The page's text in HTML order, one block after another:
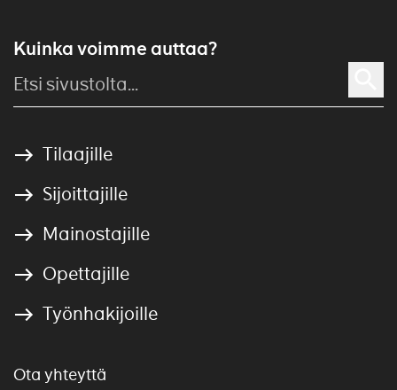
Kuinka voimme auttaa?
Tilaajille
Sijoittajille
Mainostajille
Opettajille
Työnhakijoille
Ota yhteyttä